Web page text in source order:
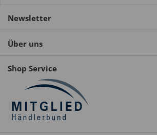
Newsletter
Über uns
Shop Service